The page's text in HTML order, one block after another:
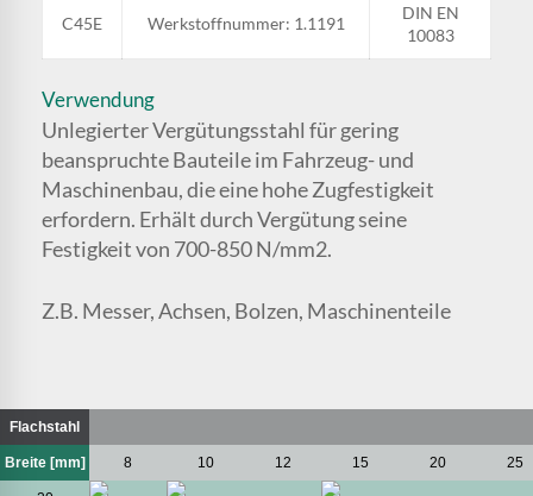
C45E Werkstoffnummer: 1.1191
DIN EN
10083
Verwendung
Unlegierter Vergütungsstahl für gering
beanspruchte Bauteile im Fahrzeug- und
Maschinenbau, die eine hohe Zugfestigkeit
erfordern. Erhält durch Vergütung seine
Festigkeit von 700-850 N/mm2.
Z.B. Messer, Achsen, Bolzen, Maschinenteile